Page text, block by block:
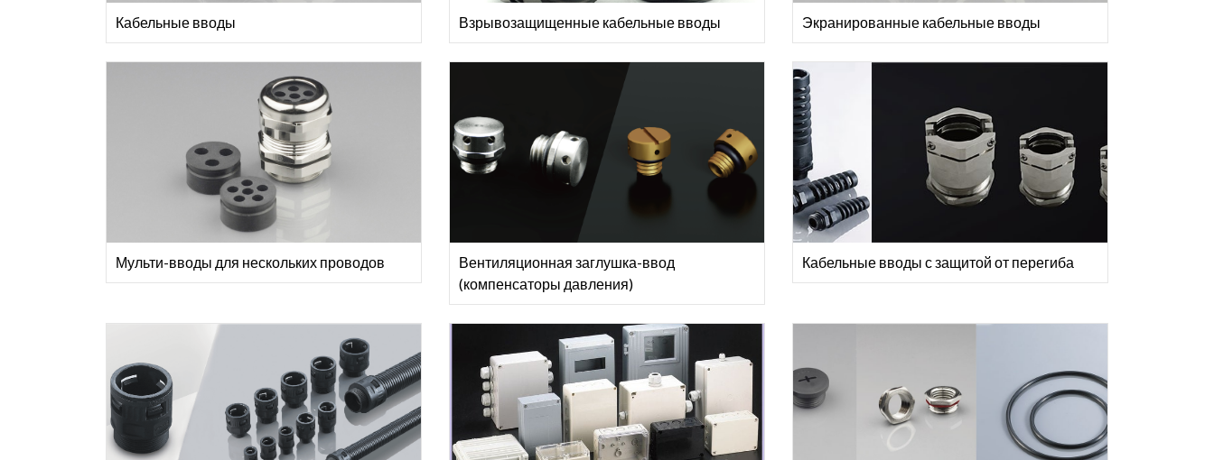
Кабельные вводы Взрывозащищенные кабельные вводы Экранированные кабельные вводы
Мульти-вводы для нескольких проводов
Вентиляционная заглушка-ввод
(компенсаторы давления)
Кабельные вводы с защитой от перегиба